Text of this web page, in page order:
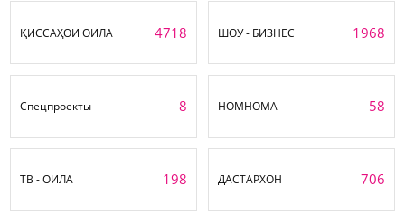
ҚИССАҲОИ ОИЛА 4718 ШОУ - БИЗНЕС 1968
Спецпроекты 8 НОМНОМА 58
ТВ - ОИЛА 198 ДАСТАРХОН 706